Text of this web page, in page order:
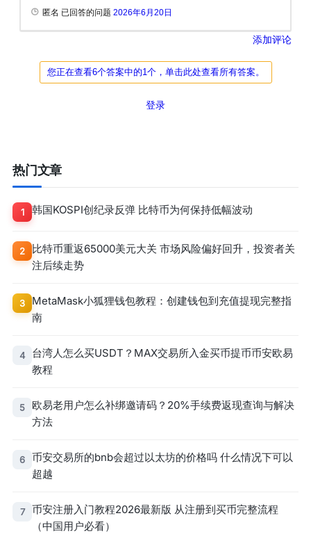
匿名 已回答的问题 2026年6月20日
添加评论
您正在查看6个答案中的1个，单击此处查看所有答案。
登录
热门文章
1 韩国KOSPI创纪录反弹 比特币为何保持低幅波动
2
比特币重返65000美元大关 市场风险偏好回升，投资者关
注后续走势
3
MetaMask小狐狸钱包教程：创建钱包到充值提现完整指
南
4
台湾人怎么买USDT？MAX交易所入金买币提币币安欧易
教程
5
欧易老用户怎么补绑邀请码？20%手续费返现查询与解决
方法
6
币安交易所的bnb会超过以太坊的价格吗 什么情况下可以
超越
7
币安注册入门教程2026最新版 从注册到买币完整流程
（中国用户必看）